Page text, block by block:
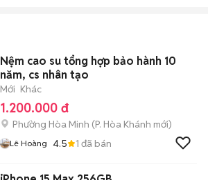
Nệm cao su tổng hợp bảo hành 10
năm, cs nhân tạo
Mới Khác
1.200.000 đ
Phường Hòa Minh (P. Hòa Khánh mới)
Lê Hoàng 4.5 1 đã bán